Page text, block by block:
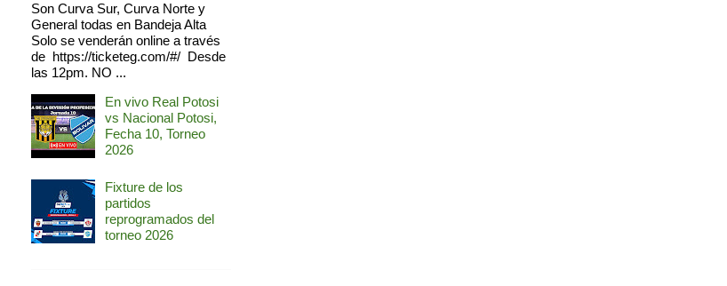
Son Curva Sur, Curva Norte y
General todas en Bandeja Alta
Solo se venderán online a través
de https://ticketeg.com/#/ Desde
las 12pm. NO ...
En vivo Real Potosi
vs Nacional Potosi,
Fecha 10, Torneo
2026
Fixture de los
partidos
reprogramados del
torneo 2026